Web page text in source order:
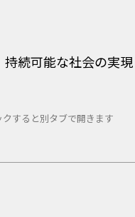
続可能な社会の実現
すると別タブで開きます